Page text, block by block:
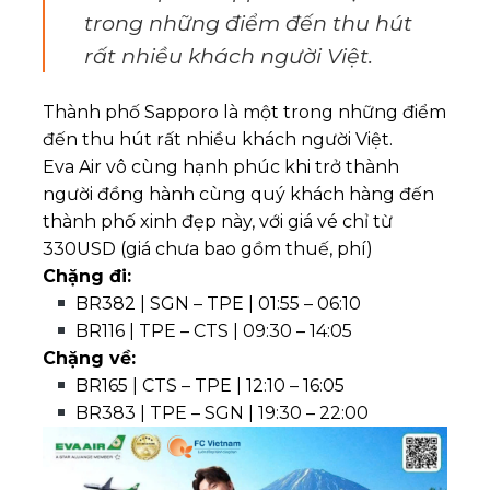
trong những điểm đến thu hút
rất nhiều khách người Việt.
Thành phố Sapporo là một trong những điểm
đến thu hút rất nhiều khách người Việt.
Eva Air vô cùng hạnh phúc khi trở thành
người đồng hành cùng quý khách hàng đến
thành phố xinh đẹp này, với giá vé chỉ từ
330USD (giá chưa bao gồm thuế, phí)
Chặng đi:
BR382 | SGN – TPE | 01:55 – 06:10
BR116 | TPE – CTS | 09:30 – 14:05
Chặng về:
BR165 | CTS – TPE | 12:10 – 16:05
BR383 | TPE – SGN | 19:30 – 22:00